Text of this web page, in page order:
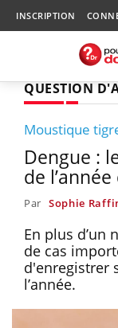
INSCRIPTION
QUESTION
Moustique
Dengue :
de
Par Sophie
En plus
de cas
d'enregistrer
l’année.